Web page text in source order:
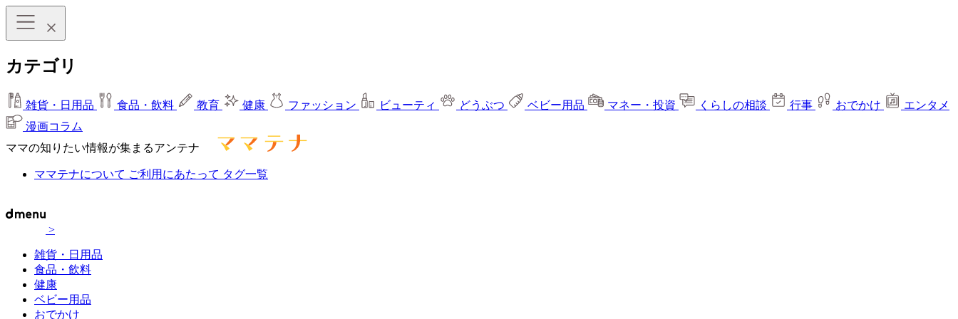
カテゴリ
雑貨・日用品 食品・飲料 教育 健康 ファッション ビューティ どうぶつ ベビー用品 マネー・投資 くらしの相談 行事 おでかけ
エンタメ
漫画コラム
ママの知りたい情報が集まるアンテナ
ママテナについて ご利用にあたって タグ一覧
>
雑貨・日用品
食品・飲料
健康
ベビー用品
おでかけ